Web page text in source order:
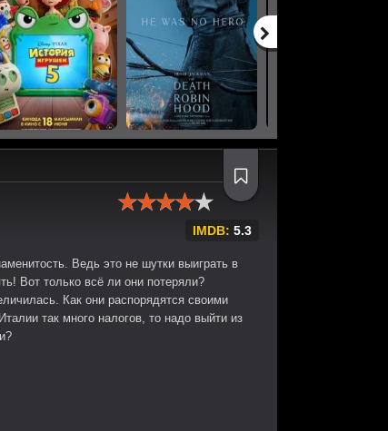
IMDB: 5.3
Ведь это не шутки выиграть в
Вот только всё ли они потеряли?
Как они распорядятся своими
так много налогов, то надо выйти из